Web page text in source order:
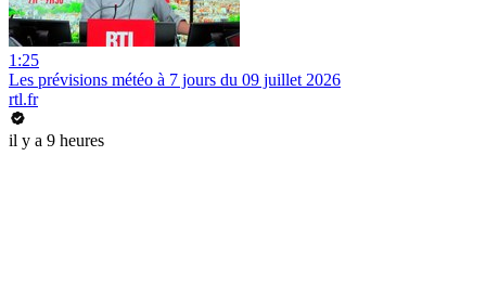
1:25
Les prévisions météo à 7 jours du 09 juillet 2026
rtl.fr
il y a 9 heures